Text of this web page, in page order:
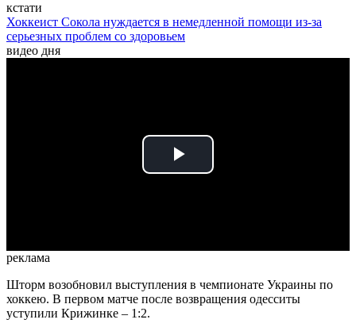
кстати
Хоккеист Сокола нуждается в немедленной помощи из-за
серьезных проблем со здоровьем
видео дня
Play
реклама
Шторм возобновил выступления в чемпионате Украины по
хоккею. В первом матче после возвращения одесситы
уступили Крижинке – 1:2.